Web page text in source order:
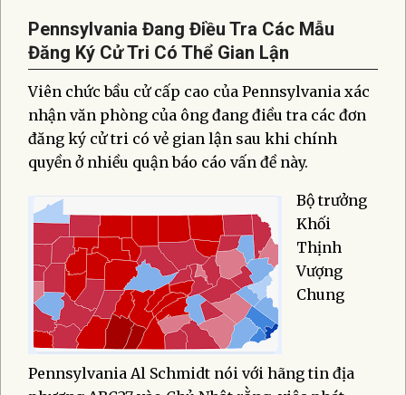
Pennsylvania Đang Điều Tra Các Mẫu
Đăng Ký Cử Tri Có Thể Gian Lận
Viên chức bầu cử cấp cao của Pennsylvania xác
nhận văn phòng của ông đang điều tra các đơn
đăng ký cử tri có vẻ gian lận sau khi chính
quyền ở nhiều quận báo cáo vấn đề này.
Bộ trưởng
Khối
Thịnh
Vượng
Chung
Pennsylvania Al Schmidt nói với hãng tin địa